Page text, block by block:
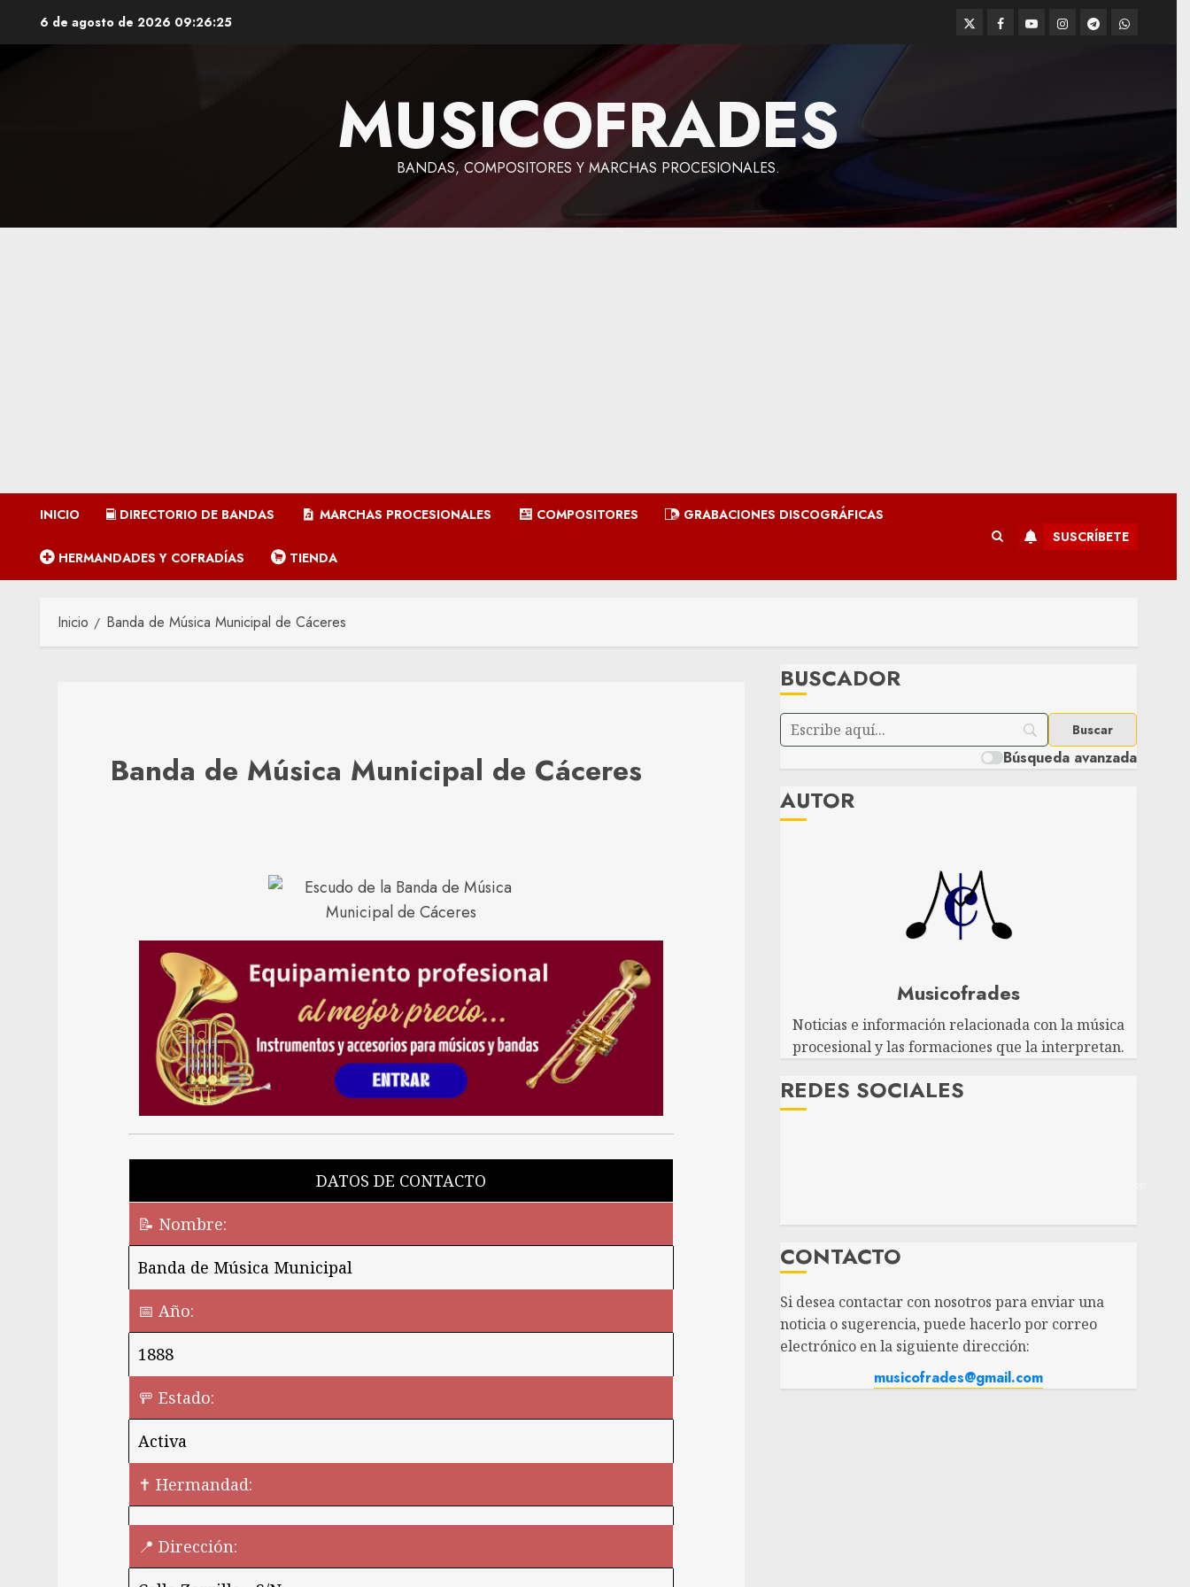
6 de agosto de 2026 09:26:26 TwitterFacebook
YoutubeInstagram
TelegramWhatsApp
MUSICOFRADES
BANDAS, COMPOSITORES Y MARCHAS PROCESIONALES.
INICIO DIRECTORIO DE BANDAS MARCHAS PROCESIONALES COMPOSITORES GRABACIONES DISCOGRÁFICAS
HERMANDADES Y COFRADÍAS TIENDA
SUSCRÍBETE
Inicio Banda de Música Municipal de Cáceres
Banda de Música Municipal de Cáceres
DATOS DE CONTACTO
📝 Nombre:
Banda de Música Municipal
📅 Año:
1888
🚥 Estado:
Activa
✝️ Hermandad:
📍 Dirección:
BUSCADOR
Búsqueda avanzada
AUTOR
Musicofrades
Noticias e información relacionada con la música
procesional y las formaciones que la interpretan.
REDES SOCIALES
CONTACTO
Si desea contactar con nosotros para enviar una
noticia o sugerencia, puede hacerlo por correo
electrónico en la siguiente dirección:
musicofrades@gmail.com